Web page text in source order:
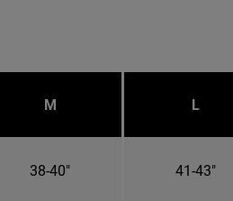
M L
38-40" 41-43"